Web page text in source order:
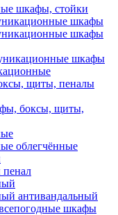
шкафы, стойки
шкафы
шкафы
шкафы
щиты, пеналы
боксы, щиты,
облегчённые
пенал
антивандальный
шкафы